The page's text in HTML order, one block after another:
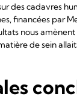
des cadavres
financées par
nous
de sein